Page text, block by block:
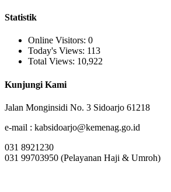
Statistik
Online Visitors: 0
Today's Views: 113
Total Views: 10,922
Kunjungi Kami
Jalan Monginsidi No. 3 Sidoarjo 61218
e-mail : kabsidoarjo@kemenag.go.id
031 8921230
031 99703950 (Pelayanan Haji & Umroh)